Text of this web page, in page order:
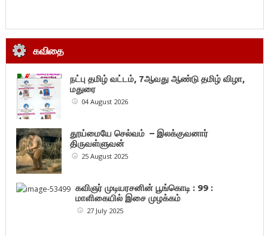
கவிதை
நட்பு தமிழ் வட்டம், 7ஆவது ஆண்டு தமிழ் விழா,
மதுரை
04 August 2026
தூய்மையே செல்வம் – இலக்குவனார்
திருவள்ளுவன்
25 August 2025
கவிஞர் முடியரசனின் பூங்கொடி : 99 :
மாளிகையில் இசை முழக்கம்
27 July 2025